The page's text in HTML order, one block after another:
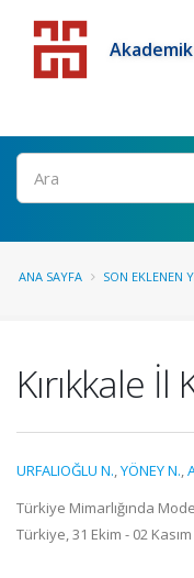
ANA SAYFA SON EKLENEN
Kırıkkale
URFALIOĞLU N.,YÖNEY N.,
Türkiye Mimarlığında
Türkiye, 31 Ekim - 02